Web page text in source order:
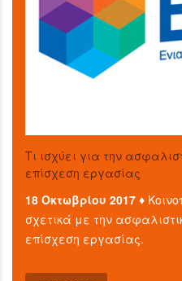
Τι ισχύει για την
επίσχεση εργασίας
18 Οκτωβρίου 2017 ♦
σχετικά με την
επίσχεση εργασίας.